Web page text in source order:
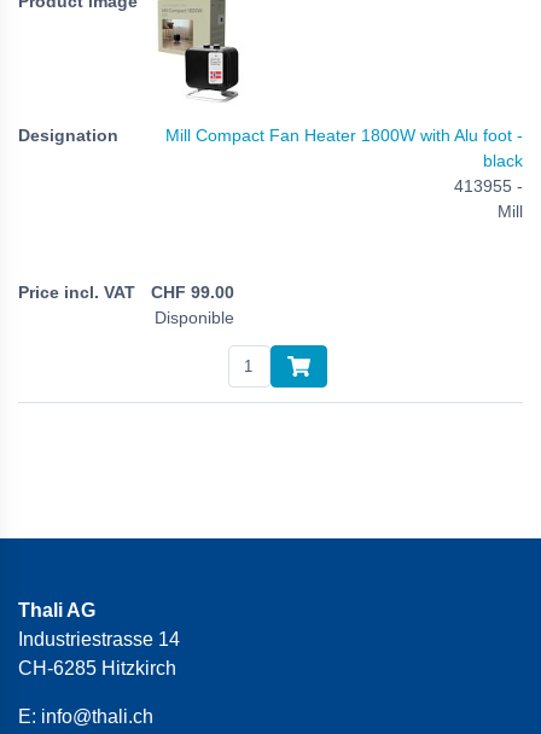
Mill Compact Fan Heater 1800W with Alu foot -
black
413955 -
Mill
CHF 99.00
Disponible
Thali AG
Industriestrasse 14
CH-6285 Hitzkirch
E: info@thali.ch